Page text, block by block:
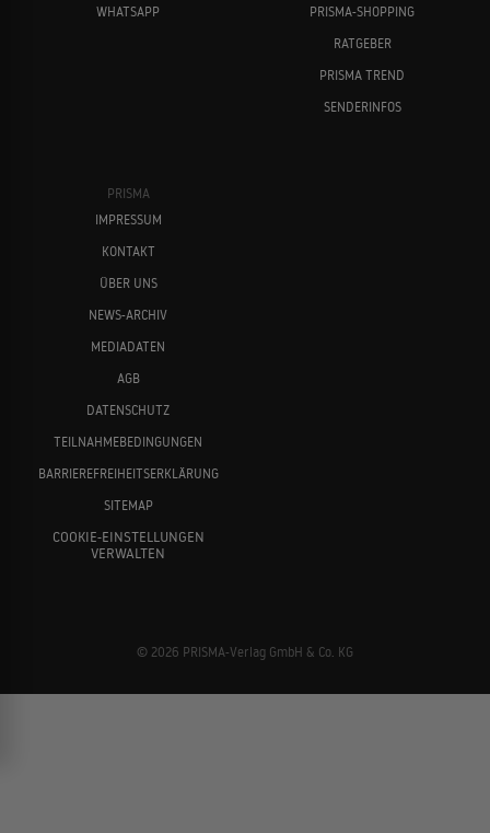
WHATSAPP
PRISMA-SHOPPING
RATGEBER
PRISMA TREND
SENDERINFOS
PRISMA
IMPRESSUM
KONTAKT
ÜBER UNS
NEWS-ARCHIV
MEDIADATEN
AGB
DATENSCHUTZ
TEILNAHMEBEDINGUNGEN
BARRIEREFREIHEITSERKLÄRUNG
SITEMAP
COOKIE-EINSTELLUNGEN
VERWALTEN
© 2026 PRISMA-Verlag GmbH & Co. KG